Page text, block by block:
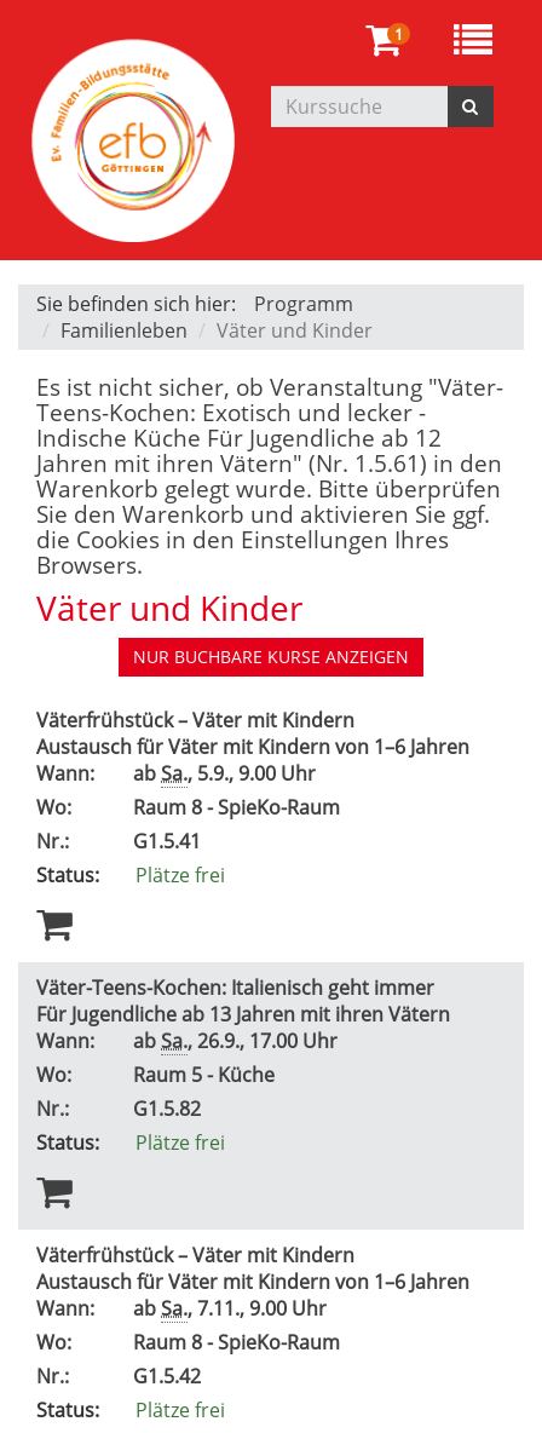
1
Sie befinden sich hier:
Programm
Familienleben
Väter und Kinder
Es ist nicht sicher, ob Veranstaltung "Väter-
Teens-Kochen: Exotisch und lecker -
Indische Küche Für Jugendliche ab 12
Jahren mit ihren Vätern" (Nr. 1.5.61) in den
Warenkorb gelegt wurde. Bitte überprüfen
Sie den Warenkorb und aktivieren Sie ggf.
die Cookies in den Einstellungen Ihres
Browsers.
Väter und Kinder
NUR BUCHBARE KURSE ANZEIGEN
Väterfrühstück – Väter mit Kindern
Austausch für Väter mit Kindern von 1–6 Jahren
Wann:
abSa., 5.9., 9.00 Uhr
Wo:
Raum 8 - SpieKo-Raum
Nr.:
G1.5.41
Status:
Plätze frei
Väter-Teens-Kochen: Italienisch geht immer
Für Jugendliche ab 13 Jahren mit ihren Vätern
Wann:
abSa., 26.9., 17.00 Uhr
Wo:
Raum 5 - Küche
Nr.:
G1.5.82
Status:
Plätze frei
Väterfrühstück – Väter mit Kindern
Austausch für Väter mit Kindern von 1–6 Jahren
Wann:
abSa., 7.11., 9.00 Uhr
Wo:
Raum 8 - SpieKo-Raum
Nr.:
G1.5.42
Status:
Plätze frei